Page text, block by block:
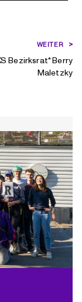
WEITER
Bezirksrat* Berry
Maletzky